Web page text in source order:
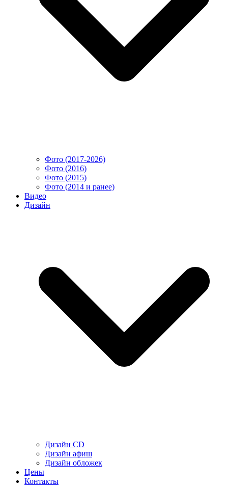
Фото (2017-2026)
Фото (2016)
Фото (2015)
Фото (2014 и ранее)
Видео
Дизайн
Дизайн CD
Дизайн афиш
Дизайн обложек
Цены
Контакты